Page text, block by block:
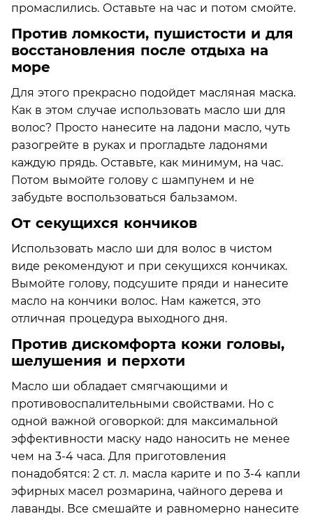
промаслились. Оставьте на час и потом смойте.
Против ломкости, пушистости и для
восстановления после отдыха на
море
Для этого прекрасно подойдет масляная маска.
Как в этом случае использовать масло ши для
волос? Просто нанесите на ладони масло, чуть
разогрейте в руках и прогладьте ладонями
каждую прядь. Оставьте, как минимум, на час.
Потом вымойте голову с шампунем и не
забудьте воспользоваться бальзамом.
От секущихся кончиков
Использовать масло ши для волос в чистом
виде рекомендуют и при секущихся кончиках.
Вымойте голову, подсушите пряди и нанесите
масло на кончики волос. Нам кажется, это
отличная процедура выходного дня.
Против дискомфорта кожи головы,
шелушения и перхоти
Масло ши обладает смягчающими и
противовоспалительными свойствами. Но с
одной важной оговоркой: для максимальной
эффективности маску надо наносить не менее
чем на 3-4 часа. Для приготовления
понадобятся: 2 ст. л. масла карите и по 3-4 капли
эфирных масел розмарина, чайного дерева и
лаванды. Все смешайте и равномерно нанесите